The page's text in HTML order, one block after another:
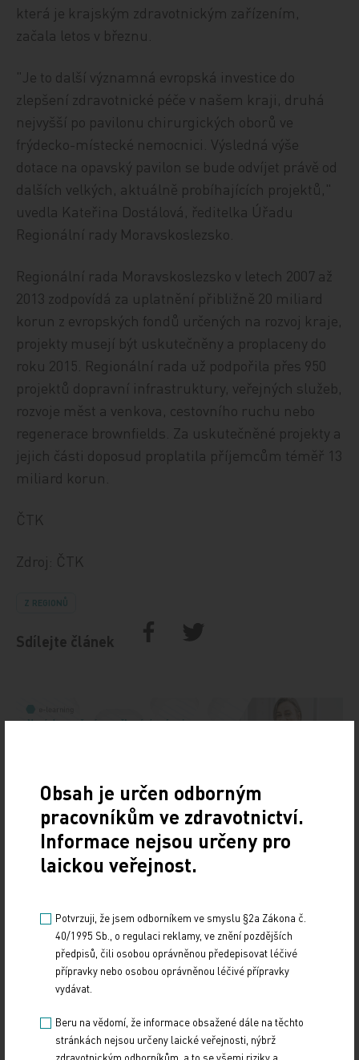
která je krajským zdravotnickým zařízením,
začala letos v březnu.
"Je to další významná evropská investice do
zlepšení zdravotnické péče v našem kraji, druhá
nejvyšší po pavilonu chirurgických oborů ve
frýdecko-místecké nemocnici. Výsledná výše
dotace na opavský pavilon se bude odvíjet právě od
dalších velkých, aktuálně probíhajících projektů,"
uvedla Kateřina Dostálová, ředitelka Úřadu
Regionální rady Moravskoslezsko.
Regionální rada Moravskoslezsko v letech 2007 až
2013 zodpovídá za uplatnění přibližně 20 miliard
korun z evropských fondů určených na rozvoj kraje,
projekty musejí být uskutečněny a proplaceny do
roku 2015. Regionální rada už podpořila přes 950
projektů dopravní infrastruktury, veřejných služeb,
rozvoje měst a venkova, cestovního ruchu nebo
regenerace brownfields. Za uskutečněné projekty a
jejich části doposud proplatila příjemcům téměř 13
miliard korun.
ČTK
Zdroj: ČTK
Z REGIONŮ
Sdílejte článek
Doporučené
19. světový kongres Controversies in Neurology
10. 3. 2025
19. světový kongres Controversies in Neurology (CONy)
se bude konat v termínu 20.–22. března 2025 v Praze.
Vystavování ePoukazů
17. 12. 2024
Obsah je určen odborným
pracovníkům ve zdravotnictví.
Informace nejsou určeny pro
laickou veřejnost.
Potvrzuji, že jsem odborníkem ve smyslu §2a Zákona č.
40/1995 Sb., o regulaci reklamy, ve znění pozdějších
předpisů, čili osobou oprávněnou předepisovat léčivé
přípravky nebo osobou oprávněnou léčivé přípravky
vydávat.
Beru na vědomí, že informace obsažené dále na těchto
stránkách nejsou určeny laické veřejnosti, nýbrž
zdravotnickým odborníkům, a to se všemi riziky a